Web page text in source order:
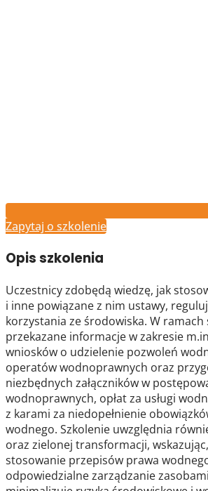
Zapytaj o szkolenie
Opis szkolenia
Uczestnicy zdobędą wiedzę, jak
i inne powiązane z nim ustawy,
korzystania ze środowiska. W
przekazane informacje w zakresie
wniosków o udzielenie pozwoleń
operatów wodnoprawnych oraz
niezbędnych załączników w
wodnoprawnych, opłat za usługi
z karami za niedopełnienie
wodnego. Szkolenie uwzględnia
oraz zielonej transformacji,
stosowanie przepisów prawa
odpowiedzialne zarządzanie